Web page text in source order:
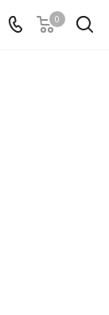
0